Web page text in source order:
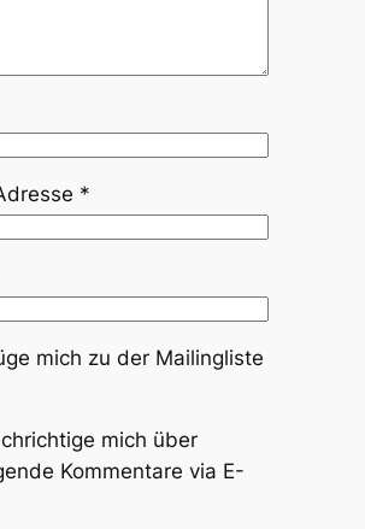
*
mich zu der Mailingliste
mich über
Kommentare via E-